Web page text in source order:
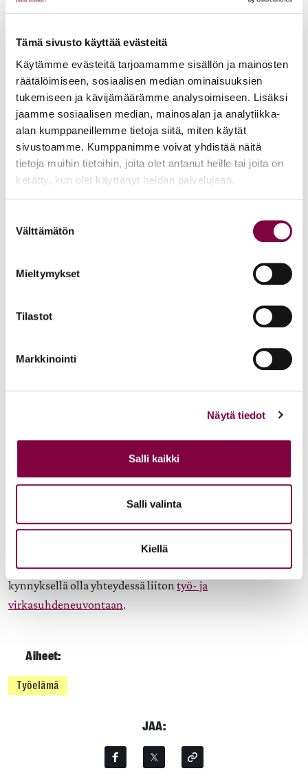
Tämä sivusto käyttää evästeitä
Käytämme evästeitä tarjoamamme sisällön ja mainosten
räätälöimiseen, sosiaalisen median ominaisuuksien
tukemiseen ja kävijämäärämme analysoimiseen. Lisäksi
jaamme sosiaalisen median, mainosalan ja analytiikka-
alan kumppaneillemme tietoja siitä, miten käytät
sivustoamme. Kumppanimme voivat yhdistää näitä
tietoja muihin tietoihin, joita olet antanut heille tai joita on
kerätty, kun olet käyttänyt heidän palvelujaan.
valinta
Välttämätön
Mieltymykset
Tilastot
Markkinointi
Näytä tiedot
Salli kaikki
Salli valinta
Kiellä
irrottautuminen on käytännössä mahdollista ja että
oleteta olevan tavoitettavissa vapaa-ajallaan. Työpaikoilla
tulee keskustella avoimesti siitä, millaisia toimenpiteitä
juuri omalla työpaikalla tarvitaan, jotta kaikki pystyvät
käyttämään oikeuttaan vapaa-aikaan.
Tässä lyhyesti asioita, joita työpaikoilla voidaan tehdä:
Selkeät irrottautumiskäytännöt:Sovitaan yhdessä
esim. sähköpostien ja viestin lähettämisen rajoittaminen
Työnantaja viestittää selkeästi työntekijöille, että heidän
tavoitettavissa.
Työnantaja kouluttaa
ymmärtämään irrottautumisoikeuden merkityksen ja
työpaikan kulttuurista ja käytännöistä.
kyselyin.
työnantajan ja työntekijöiden yhteistyö ja tahto vaikuttaa
toimivaan työkulttuuriin.
Mikäli sinulla on kysyttävä tai haluat keskustella
työsuhteeseesi liittyvistä asioista, voit matalalla
kynnyksellä olla yhteydessä liiton työ- ja
virkasuhdeneuvontaan.
Aiheet:
Työelämä
JAA: